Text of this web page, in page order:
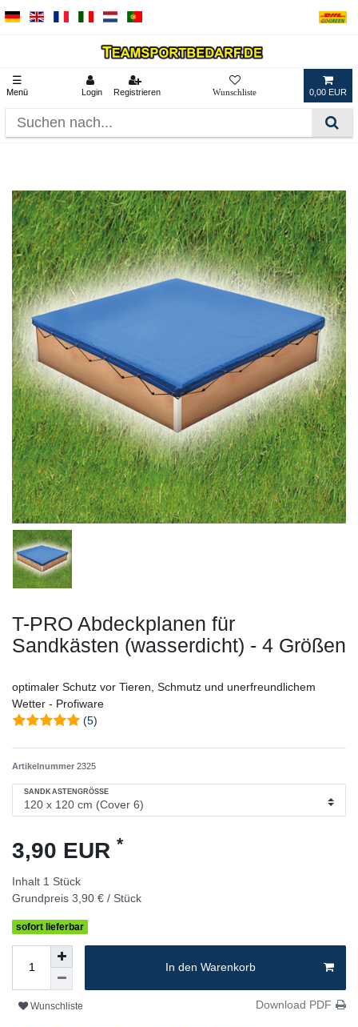
☰
Menü Login Registrieren 0,00 EUR
T-PRO Abdeckplanen für
Sandkästen (wasserdicht) - 4 Größen
optimaler Schutz vor Tieren, Schmutz und unerfreundlichem
Wetter - Profiware
(5)
Artikelnummer 2325
SANDKASTENGRÖSSE
3,90 EUR *
Inhalt 1 Stück
Grundpreis 3,90 € / Stück
sofort lieferbar
In den Warenkorb
Wunschliste Download PDF